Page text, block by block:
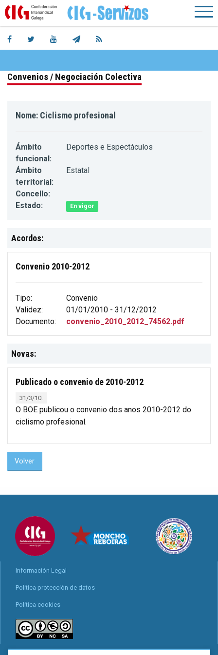
Convenios / Negociación Colectiva
Nome: Ciclismo profesional
Ámbito
funcional:
Deportes e Espectáculos
Ámbito
territorial:
Estatal
Concello:
Estado:
En vigor
Acordos:
Convenio 2010-2012
Tipo:
Convenio
Validez:
01/01/2010 - 31/12/2012
Documento:
convenio_2010_2012_74562.pdf
Novas:
Publicado o convenio de 2010-2012
31/3/10.
O BOE publicou o convenio dos anos 2010-2012 do
ciclismo profesional.
Volver
Información Legal
Política protección de datos
Política cookies